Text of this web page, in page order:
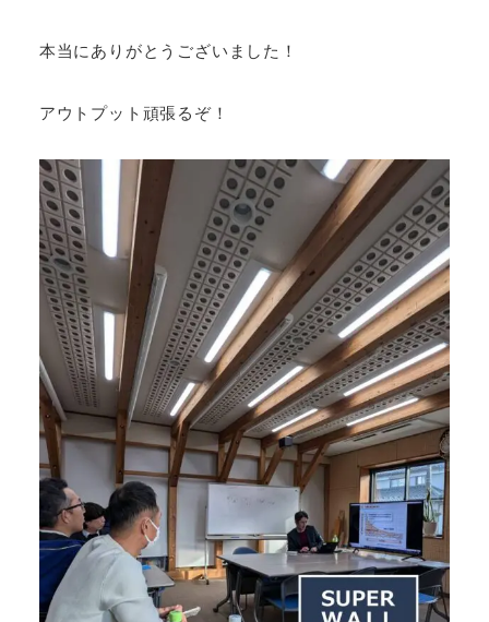
本当にありがとうございました！
アウトプット頑張るぞ！